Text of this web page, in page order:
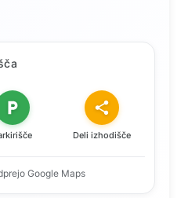
Deli izhodišče
Google Maps